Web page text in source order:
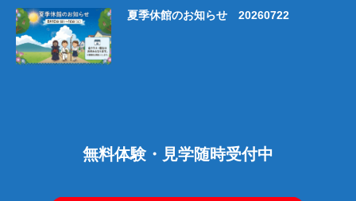
夏季休館のお知らせ 20260722
無料体験・見学随時受付中